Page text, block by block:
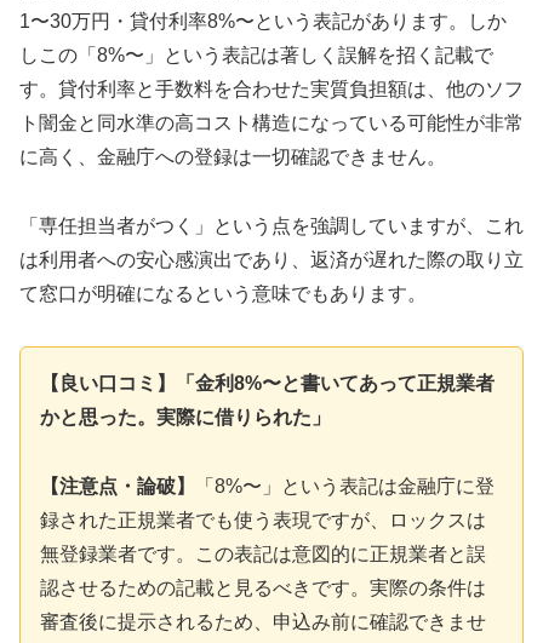
1〜30万円・貸付利率8%〜という表記があります。しか
しこの「8%〜」という表記は著しく誤解を招く記載で
す。貸付利率と手数料を合わせた実質負担額は、他のソフ
ト闇金と同水準の高コスト構造になっている可能性が非常
に高く、金融庁への登録は一切確認できません。
「専任担当者がつく」という点を強調していますが、これ
は利用者への安心感演出であり、返済が遅れた際の取り立
て窓口が明確になるという意味でもあります。
【良い口コミ】「金利8%〜と書いてあって正規業者
かと思った。実際に借りられた」
【注意点・論破】
「8%〜」という表記は金融庁に登
録された正規業者でも使う表現ですが、ロックスは
無登録業者です。この表記は意図的に正規業者と誤
認させるための記載と見るべきです。実際の条件は
審査後に提示されるため、申込み前に確認できませ